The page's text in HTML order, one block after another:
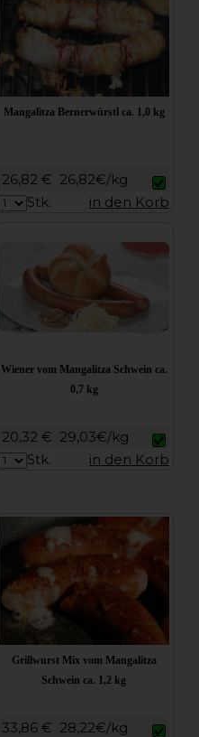
Mangalitza Bernerwürstl ca. 1,0 kg
26,82 € 26,82€/kg
Stk.
in den Korb
Wiener vom Mangalitza Schwein ca.
0,7 kg
20,32 € 29,03€/kg
Stk.
in den Korb
Grillwurst Mix vom Mangalitza
Schwein ca. 1,2 kg
33,86 € 28,22€/kg